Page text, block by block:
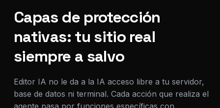
Capas de protección
nativas: tu sitio real
siempre a salvo
Editor IA no le da a la IA acceso libre a tu servidor,
base de datos ni terminal. Cada acción que realiza el
agente pasa por funciones específicas con